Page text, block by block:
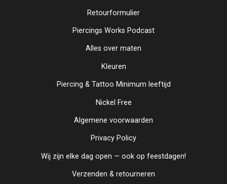
Retourformulier
Piercings Works Podcast
Alles over maten
Kleuren
Piercing & Tattoo Minimum leeftijd
Nickel Free
Algemene voorwaarden
Privacy Policy
Wij zijn elke dag open — ook op feestdagen!
Verzenden & retourneren